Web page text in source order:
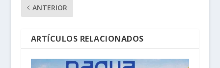
ANTERIOR
ARTÍCULOS RELACIONADOS